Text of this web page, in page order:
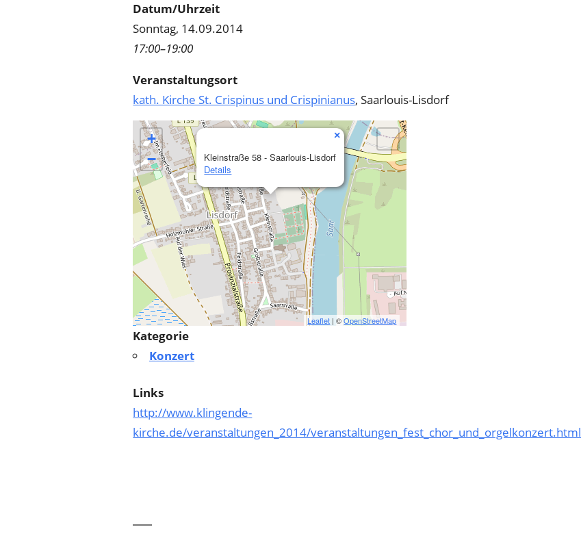
Datum/Uhrzeit
Sonntag, 14.09.2014
17:00–19:00
Veranstaltungsort
kath. Kirche St. Crispinus und Crispinianus, Saarlouis-Lisdorf
Kleinstraße 58 - Saarlouis-Lisdorf
Details
×
+
−
Leaflet | ©OpenStreetMap
Kategorie
Konzert
Links
http://www.klingende-
kirche.de/veranstaltungen_2014/veranstaltungen_fest_chor_und_orgelkonzert.html